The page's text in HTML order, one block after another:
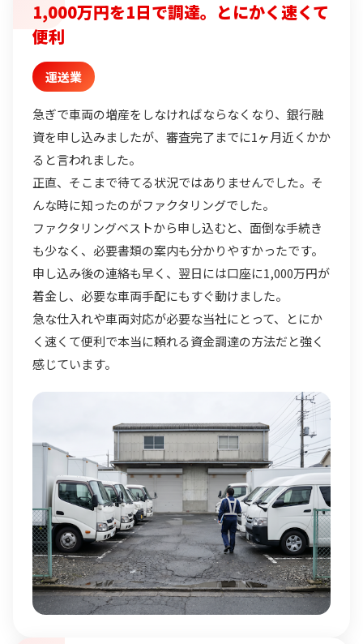
1,000万円を1日で調達。とにかく速くて
便利
運送業
急ぎで車両の増産をしなければならなくなり、銀行融
資を申し込みましたが、審査完了までに1ヶ月近くかか
ると言われました。
正直、そこまで待てる状況ではありませんでした。そ
んな時に知ったのがファクタリングでした。
ファクタリングベストから申し込むと、面倒な手続き
も少なく、必要書類の案内も分かりやすかったです。
申し込み後の連絡も早く、翌日には口座に1,000万円が
着金し、必要な車両手配にもすぐ動けました。
急な仕入れや車両対応が必要な当社にとって、とにか
く速くて便利で本当に頼れる資金調達の方法だと強く
感じています。